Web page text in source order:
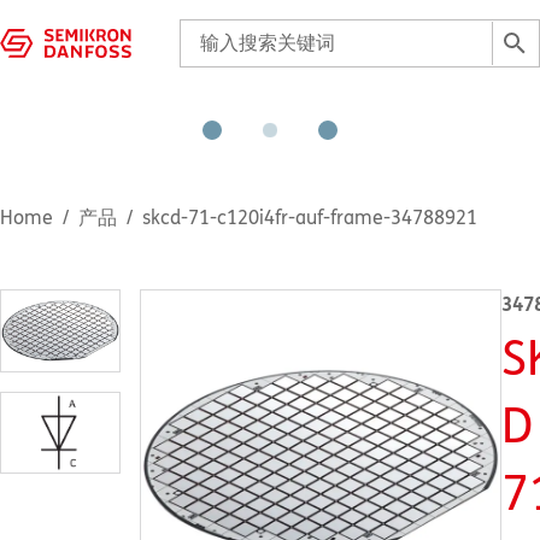
Home 产品 skcd-71-c120i4fr-auf-frame-34788921
D